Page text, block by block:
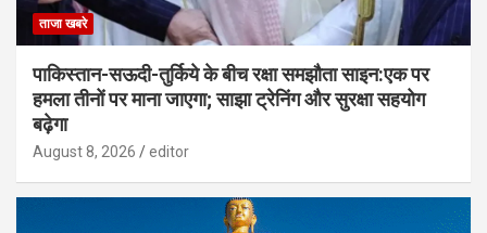
ताजा खबरे
पाकिस्तान-सऊदी-तुर्किये के बीच रक्षा समझौता साइन:एक पर
हमला तीनों पर माना जाएगा; साझा ट्रेनिंग और सुरक्षा सहयोग
बढ़ेगा
August 8, 2026 editor